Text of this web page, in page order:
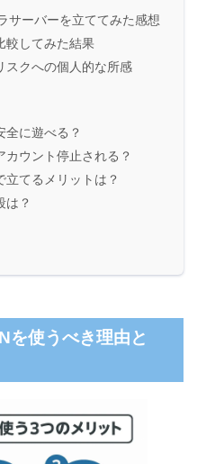
サーバーを立ててみた感想
較してみた結果
スクへの個人的な所感
全に遊べる？
カウント停止される？
立てるメリットは？
は？
を使うべき理由と